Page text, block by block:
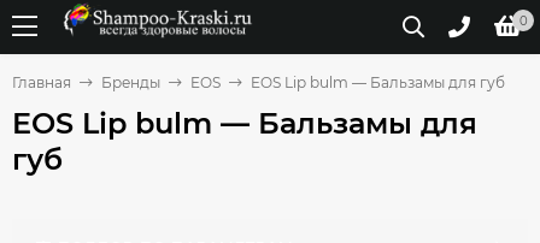
0
Главная Бренды EOS EOS Lip bulm — Бальзамы для губ
EOS Lip bulm — Бальзамы для
губ